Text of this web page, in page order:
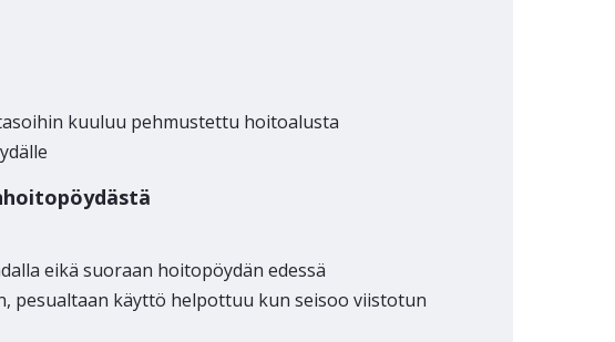
kuuluu pehmustettu hoitoalusta
eikä suoraan hoitopöydän edessä
pesualtaan käyttö helpottuu kun seisoo viistotun